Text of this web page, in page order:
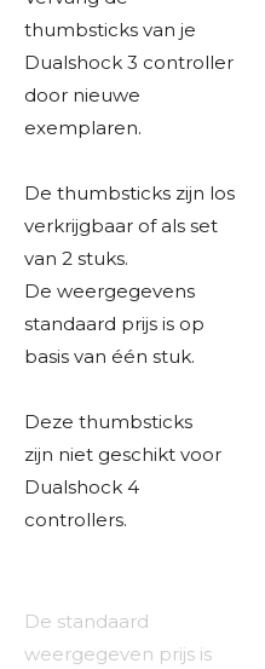
thumbsticks van je
Dualshock 3 controller
door nieuwe
exemplaren.
​De thumbsticks zijn los
verkrijgbaar of als set
van 2 stuks.
​De weergegevens
standaard prijs is op
basis van één stuk.
​Deze thumbsticks
zijn niet ​ geschikt voor
Dualshock 4
controllers.
De standaard
weergegeven prijs is